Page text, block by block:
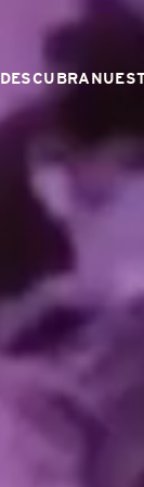
DESCUBRA